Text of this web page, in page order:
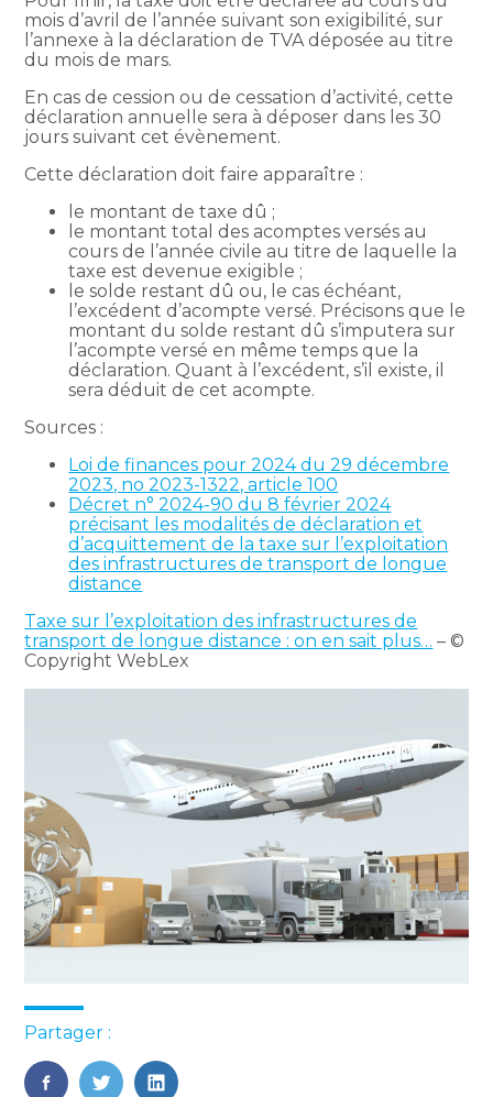
mois d’avril de l’année suivant son exigibilité, sur
l’annexe à la déclaration de TVA déposée au titre
du mois de mars.
En cas de cession ou de cessation d’activité, cette
déclaration annuelle sera à déposer dans les 30
jours suivant cet évènement.
Cette déclaration doit faire apparaître :
le montant de taxe dû ;
le montant total des acomptes versés au
cours de l’année civile au titre de laquelle la
taxe est devenue exigible ;
le solde restant dû ou, le cas échéant,
l’excédent d’acompte versé. Précisons que le
montant du solde restant dû s’imputera sur
l’acompte versé en même temps que la
déclaration. Quant à l’excédent, s’il existe, il
sera déduit de cet acompte.
Sources :
Loi de finances pour 2024 du 29 décembre
2023, no 2023-1322, article 100
Décret n° 2024-90 du 8 février 2024
précisant les modalités de déclaration et
d’acquittement de la taxe sur l’exploitation
des infrastructures de transport de longue
distance
Taxe sur l’exploitation des infrastructures de
transport de longue distance : on en sait plus… – ©
Copyright WebLex
Partager :